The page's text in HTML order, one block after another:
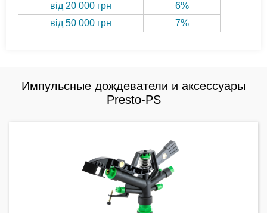
від 20 000 грн
6%
від 50 000 грн
7%
Импульсные дождеватели и аксессуары
Presto-PS